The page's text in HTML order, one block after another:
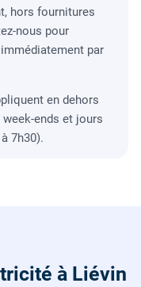
hors fournitures
nous pour
par
en dehors
ends et jours
7h30).
à Liévin